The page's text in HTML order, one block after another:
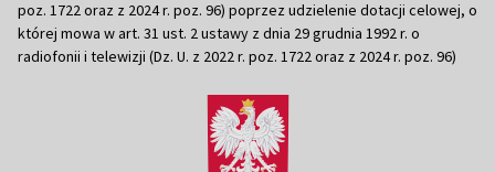
poz. 1722 oraz z 2024 r. poz. 96) poprzez udzielenie dotacji celowej, o
której mowa w art. 31 ust. 2 ustawy z dnia 29 grudnia 1992 r. o
radiofonii i telewizji (Dz. U. z 2022 r. poz. 1722 oraz z 2024 r. poz. 96)